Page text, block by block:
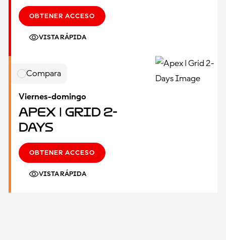
OBTENER ACCESO
VISTA RÁPIDA
Compara
Viernes-domingo
Apex | Grid 2-
Days
OBTENER ACCESO
VISTA RÁPIDA